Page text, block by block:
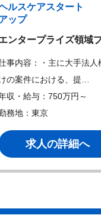
ルスケアスタート
ップ
ンタープライズ領域
事内容：・主に大手法人
の案件における、提…
収・給与：750万円～
務地：東京
求人の詳細へ